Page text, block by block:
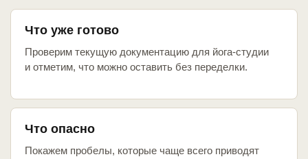
Что уже готово
Проверим текущую документацию для йога-студии
и отметим, что можно оставить без переделки.
Что опасно
Покажем пробелы, которые чаще всего приводят